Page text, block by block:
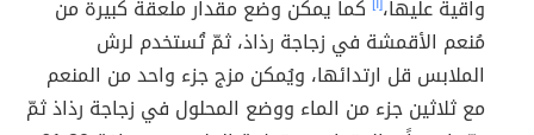
واقية عليها، كما يمكن وضع مقدار ملعقة كبيرة من
مُنعم الأقمشة في زجاجة رذاذ، ثمّ تُستخدم لرش
الملابس قل ارتدائها، ويُمكن مزج جزء واحد من المنعم
مع ثلاثين جزء من الماء ووضع المحلول في زجاجة رذاذ ثمّ